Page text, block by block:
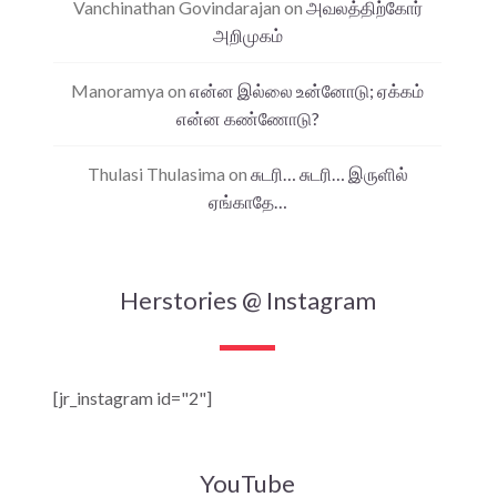
Vanchinathan Govindarajan on அவலத்திற்கோர்
அறிமுகம்
Manoramya on என்ன இல்லை உன்னோடு; ஏக்கம்
என்ன கண்ணோடு?
Thulasi Thulasima on சுடரி… சுடரி… இருளில்
ஏங்காதே…
Herstories @ Instagram
[jr_instagram id="2"]
YouTube